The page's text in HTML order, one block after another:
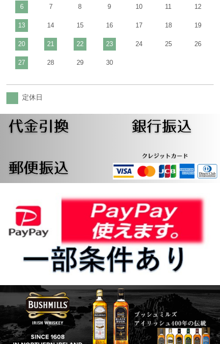
6 7 8 9 10 11 12
13 14 15 16 17 18 19
20 21 22 23 24 25 26
27 28 29 30
定休日